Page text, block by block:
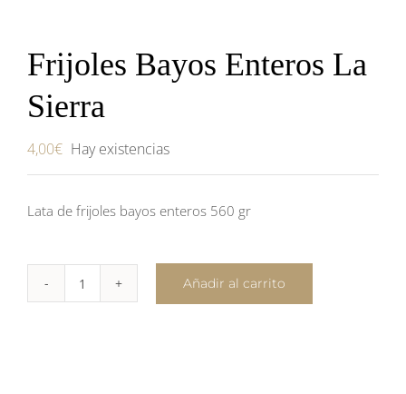
Frijoles Bayos Enteros La
Sierra
4,00€ Hay existencias
Lata de frijoles bayos enteros 560 gr
Frijoles
Añadir al carrito